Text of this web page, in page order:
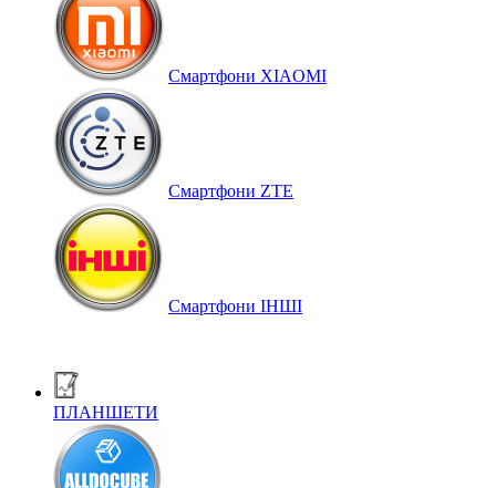
Смартфони XIAOMI
Смартфони ZTE
Смартфони ІНШІ
ПЛАНШЕТИ